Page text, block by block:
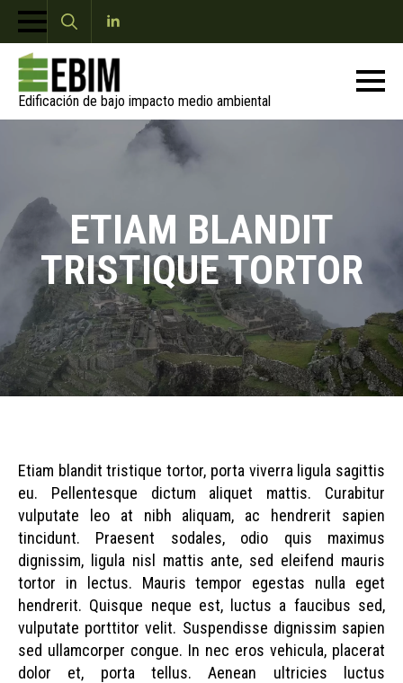
for:
Edificación de bajo impacto medio ambiental
ETIAM BLANDIT
TRISTIQUE TORTOR
Etiam blandit tristique tortor, porta viverra ligula sagittis
eu. Pellentesque dictum aliquet mattis. Curabitur
vulputate leo at nibh aliquam, ac hendrerit sapien
tincidunt. Praesent sodales, odio quis maximus
dignissim, ligula nisl mattis ante, sed eleifend mauris
tortor in lectus. Mauris tempor egestas nulla eget
hendrerit. Quisque neque est, luctus a faucibus sed,
vulputate porttitor velit. Suspendisse dignissim sapien
sed ullamcorper congue. In nec eros vehicula, placerat
dolor et, porta tellus. Aenean ultricies luctus